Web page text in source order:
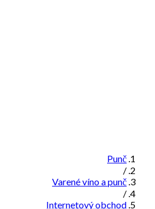
Punč
/
Varené víno a punč
/
Internetový obchod